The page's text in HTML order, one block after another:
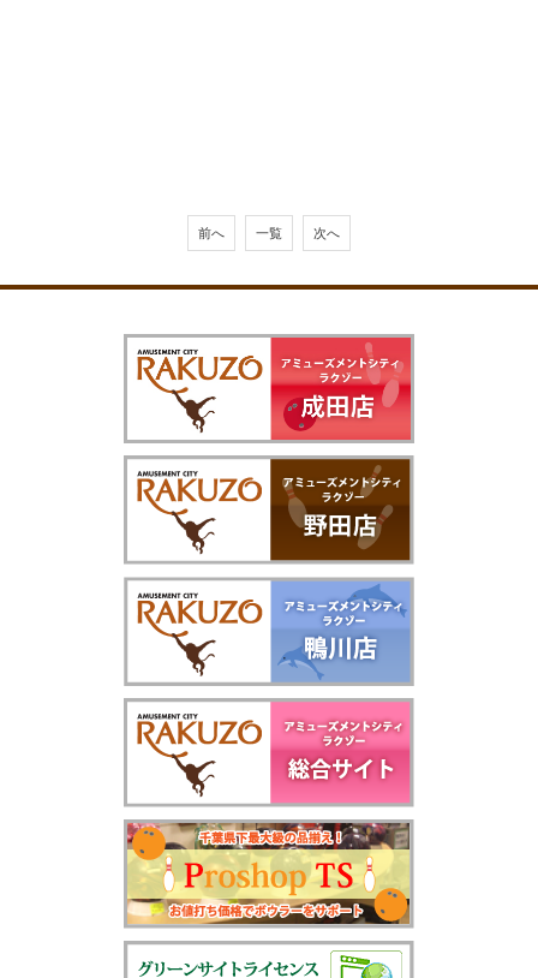
前へ 一覧 次へ